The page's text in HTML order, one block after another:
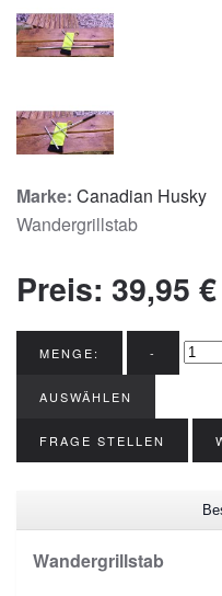
Marke: Canadian Husky
Wandergrillstab
Preis: 39,95 €
MENGE: -
AUSWÄHLEN
FRAGE STELLEN
Wandergrillstab